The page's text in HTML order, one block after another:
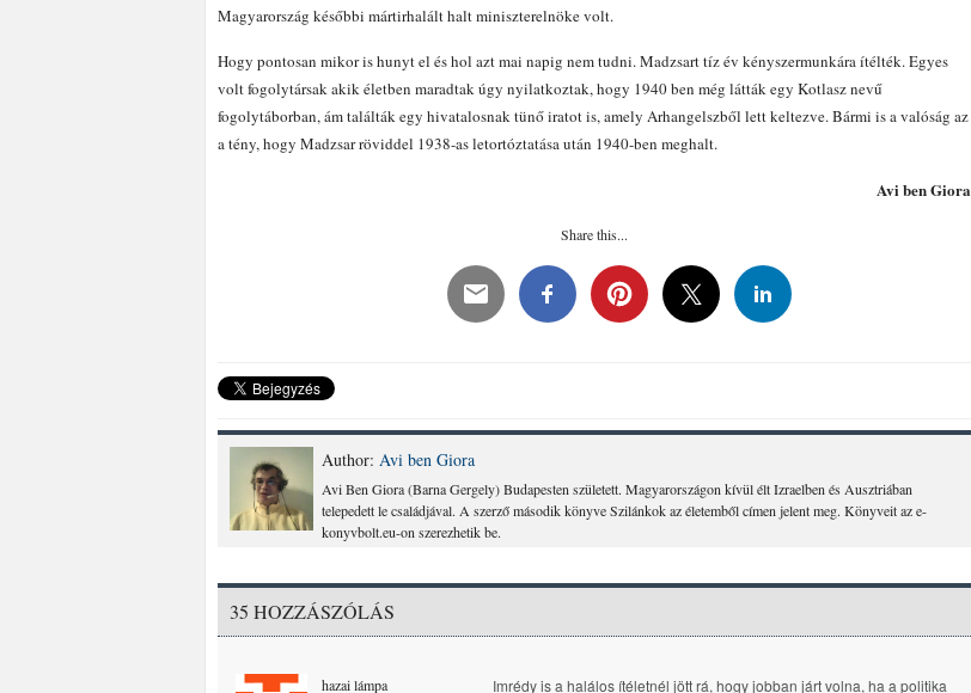
Magyarország későbbi mártirhalált halt miniszterelnöke volt.
Hogy pontosan mikor is hunyt el és hol azt mai napig nem tudni. Madzsart tíz év kényszermunkára ítélték. Egyes
volt fogolytársak akik életben maradtak úgy nyilatkoztak, hogy 1940 ben még látták egy Kotlasz nevű
fogolytáborban, ám találták egy hivatalosnak tünő iratot is, amely Arhangelszből lett keltezve. Bármi is a valóság az
a tény, hogy Madzsar röviddel 1938-as letortóztatása után 1940-ben meghalt.
Avi ben Giora
Share this...
Author: Avi ben Giora
Avi Ben Giora (Barna Gergely) Budapesten született. Magyarországon kívül élt Izraelben és Ausztriában
telepedett le családjával. A szerző második könyve Szilánkok az életemből címen jelent meg. Könyveit az e-
konyvbolt.eu-on szerezhetik be.
35 HOZZÁSZÓLÁS
hazai lámpa Imrédy is a halálos ítéletnél jött rá, hogy jobban járt volna, ha a politika